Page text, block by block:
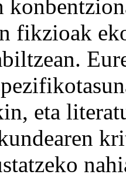
fikzioak
eta